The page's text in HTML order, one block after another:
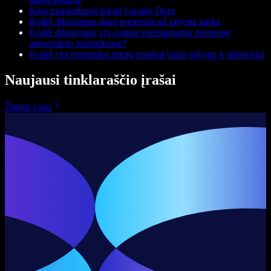
Kaip transkribuoti tekstą Google Docs
Kodėl diktavimas daug greitesnis už rašymą ranka
Kodėl diktavimas yra esminė prieinamumo priemonė
universitetų miesteliuose?
Kodėl visi teisininkai turėtų naudoti balso rašymą ir diktavimą
Naujausi tinklaraščio įrašai
Žiūrėti visus